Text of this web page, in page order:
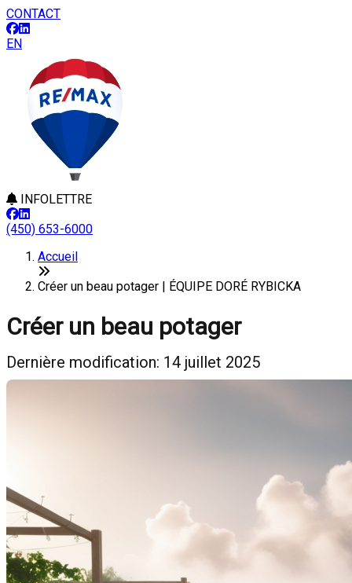
CONTACT
EN
INFOLETTRE
(450) 653-6000
Accueil
Créer un beau potager | ÉQUIPE DORÉ RYBICKA
Créer un beau potager
Dernière modification: 14 juillet 2025